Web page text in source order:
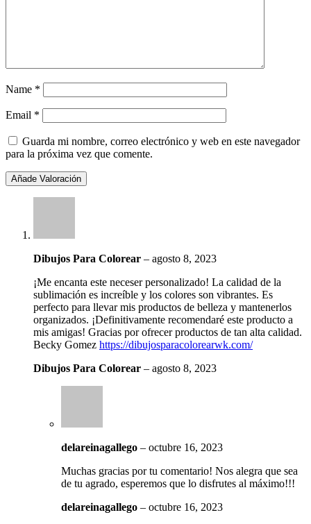
Name *
Email *
Guarda mi nombre, correo electrónico y web en este navegador
para la próxima vez que comente.
Dibujos Para Colorear – agosto 8, 2023
¡Me encanta este neceser personalizado! La calidad de la
sublimación es increíble y los colores son vibrantes. Es
perfecto para llevar mis productos de belleza y mantenerlos
organizados. ¡Definitivamente recomendaré este producto a
mis amigas! Gracias por ofrecer productos de tan alta calidad.
Becky Gomez https://dibujosparacolorearwk.com/
Dibujos Para Colorear – agosto 8, 2023
delareinagallego – octubre 16, 2023
Muchas gracias por tu comentario! Nos alegra que sea
de tu agrado, esperemos que lo disfrutes al máximo!!!
delareinagallego – octubre 16, 2023